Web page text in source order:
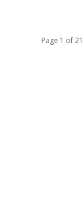
Page 1 of 21